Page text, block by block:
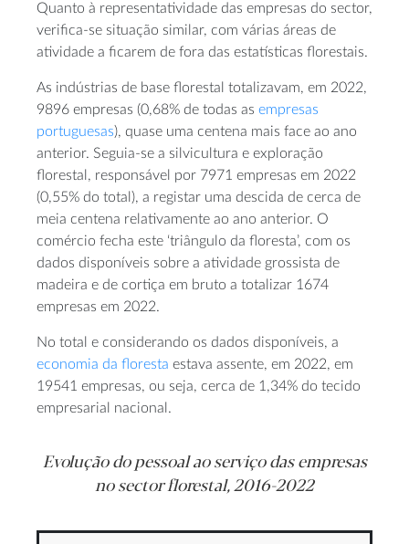
Quanto à representatividade das empresas do sector,
verifica-se situação similar, com várias áreas de
atividade a ficarem de fora das estatísticas florestais.
As indústrias de base florestal totalizavam, em 2022,
9896 empresas (0,68% de todas as empresas
portuguesas), quase uma centena mais face ao ano
anterior. Seguia-se a silvicultura e exploração
florestal, responsável por 7971 empresas em 2022
(0,55% do total), a registar uma descida de cerca de
meia centena relativamente ao ano anterior. O
comércio fecha este ‘triângulo da floresta’, com os
dados disponíveis sobre a atividade grossista de
madeira e de cortiça em bruto a totalizar 1674
empresas em 2022.
No total e considerando os dados disponíveis, a
economia da floresta estava assente, em 2022, em
19541 empresas, ou seja, cerca de 1,34% do tecido
empresarial nacional.
Evolução do pessoal ao serviço das empresas
no sector florestal, 2016-2022